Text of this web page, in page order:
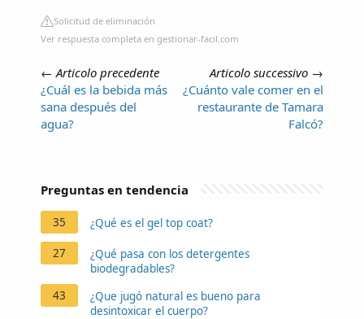
Solicitud de eliminación
Ver respuesta completa en gestionar-facil.com
← Articolo precedente
¿Cuál es la bebida más
sana después del
agua?
Articolo successivo →
¿Cuánto vale comer en el
restaurante de Tamara
Falcó?
Preguntas en tendencia
35 ¿Qué es el gel top coat?
27
¿Qué pasa con los detergentes
biodegradables?
43
¿Que jugó natural es bueno para
desintoxicar el cuerpo?